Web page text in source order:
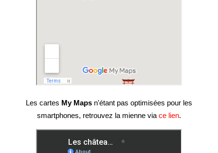
Les cartes My Maps n'étant pas optimisées pour les
smartphones, retrouvez la mienne via ce lien.